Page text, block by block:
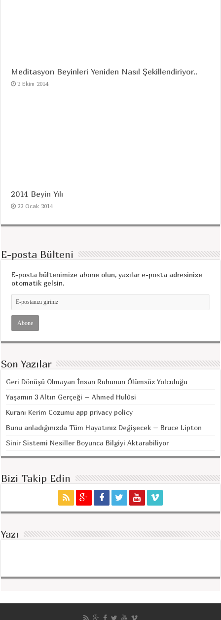
Meditasyon Beyinleri Yeniden Nasıl Şekillendiriyor..
2 Ekim 2014
2014 Beyin Yılı
22 Ocak 2014
E-posta Bülteni
E-posta bültenimize abone olun, yazılar e-posta adresinize
otomatik gelsin.
Son Yazılar
Geri Dönüşü Olmayan İnsan Ruhunun Ölümsüz Yolculuğu
Yaşamın 3 Altın Gerçeği – Ahmed Hulûsi
Kuranı Kerim Cozumu app privacy policy
Bunu anladığınızda Tüm Hayatınız Değişecek – Bruce Lipton
Sinir Sistemi Nesiller Boyunca Bilgiyi Aktarabiliyor
Bizi Takip Edin
Yazı